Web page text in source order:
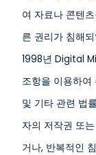
여 자료나 콘텐
른 권리가 침해
1998년 Digital
조항을 이용하
및 기타 관련 법
자의 저작권 또
거나, 반복적인